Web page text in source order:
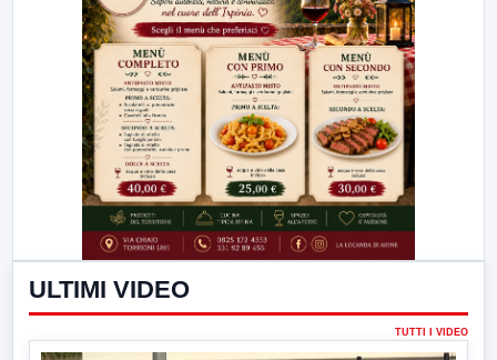
ULTIMI VIDEO
TUTTI I VIDEO